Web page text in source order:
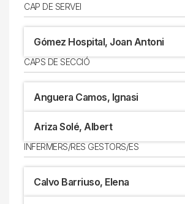
CAP DE SERVEI
Gómez Hospital, Joan Antoni
CAPS DE SECCIÓ
Anguera Camos, Ignasi
Ariza Solé, Albert
INFERMERS/RES GESTORS/ES
Calvo Barriuso, Elena